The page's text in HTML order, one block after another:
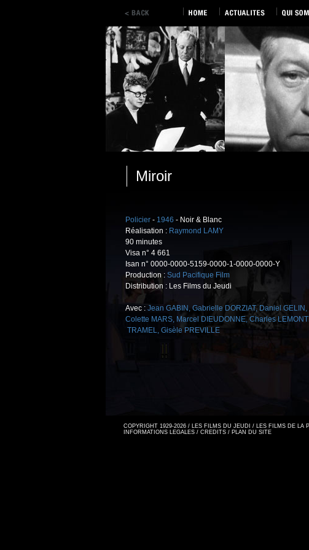
Miroir
Policier - 1946 - Noir & Blanc
Réalisation : Raymond LAMY
90 minutes
Visa n° 4 661
Isan n° 0000-0000-5159-0000-1-0000-0000-Y
Production : Sud Pacifique Film
Distribution : Les Films du Jeudi
Avec : Jean GABIN , Gabrielle DORZIAT, Daniel GELIN ,
Colette MARS, Marcel DIEUDONNE, Charles
TRAMEL, Gisèle PREVILLE
COPYRIGHT 1929-2026 / LES FILMS DU JEUDI / LES FILMS DE LA
INFORMATIONS LEGALES / CREDITS / PLAN DU SITE